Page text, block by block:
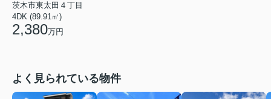
茨木市東太田４丁目
4DK (89.91㎡)
2,380万円
よく見られている物件